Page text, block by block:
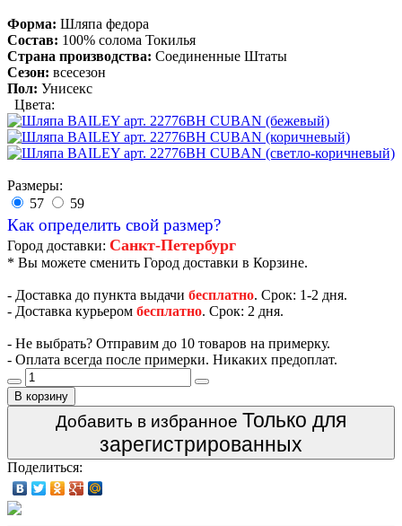
Форма: Шляпа федора
Состав: 100% солома Токилья
Страна производства: Соединенные Штаты
Сезон: всесезон
Пол: Унисекс
Цвета:
Размеры:
57
59
Как определить свой размер?
Город доставки: Санкт-Петербург
* Вы можете сменить Город доставки в Корзине.
- Доставка до пункта выдачи бесплатно. Срок: 1-2 дня.
- Доставка курьером бесплатно. Срок: 2 дня.
- Не выбрать? Отправим до 10 товаров на примерку.
- Оплата всегда после примерки. Никаких предоплат.
В корзину
Добавить в избранное Только для
зарегистрированных
Поделиться: